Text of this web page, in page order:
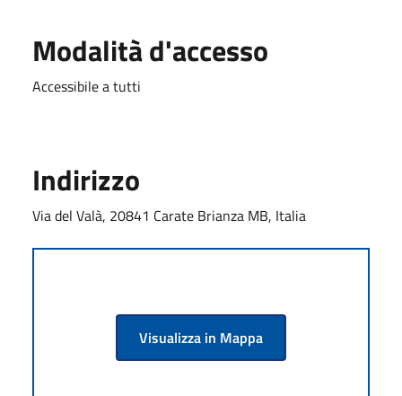
Modalità d'accesso
Accessibile a tutti
Indirizzo
Via del Valà, 20841 Carate Brianza MB, Italia
Visualizza in Mappa